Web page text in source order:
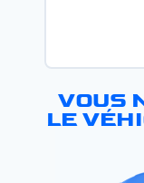
VOUS
LE